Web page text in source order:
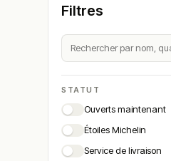
Filtres
STATUT
Ouverts maintenant
Étoiles Michelin
Service de livraison